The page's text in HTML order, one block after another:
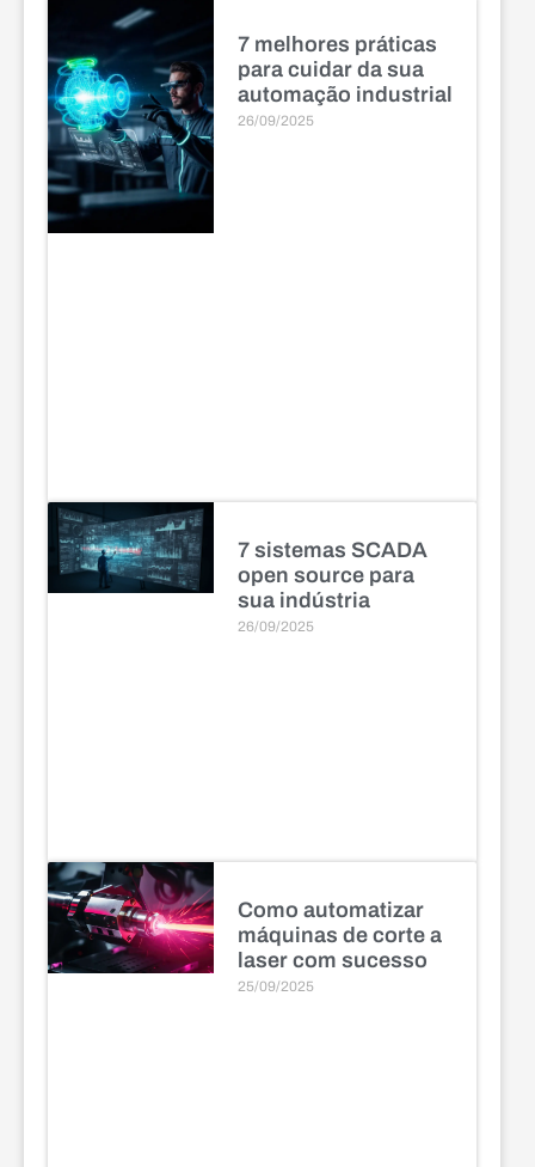
7 melhores práticas
para cuidar da sua
automação industrial
26/09/2025
7 sistemas SCADA
open source para
sua indústria
26/09/2025
Como automatizar
máquinas de corte a
laser com sucesso
25/09/2025